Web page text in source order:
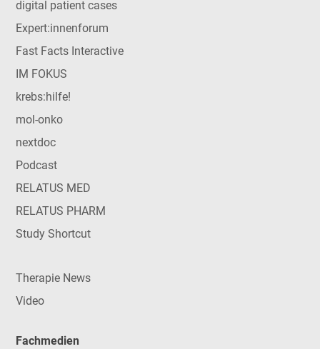
digital patient cases
Expert:innenforum
Fast Facts Interactive
IM FOKUS
krebs:hilfe!
mol-onko
nextdoc
Podcast
RELATUS MED
RELATUS PHARM
Study Shortcut
Therapie News
Video
Fachmedien